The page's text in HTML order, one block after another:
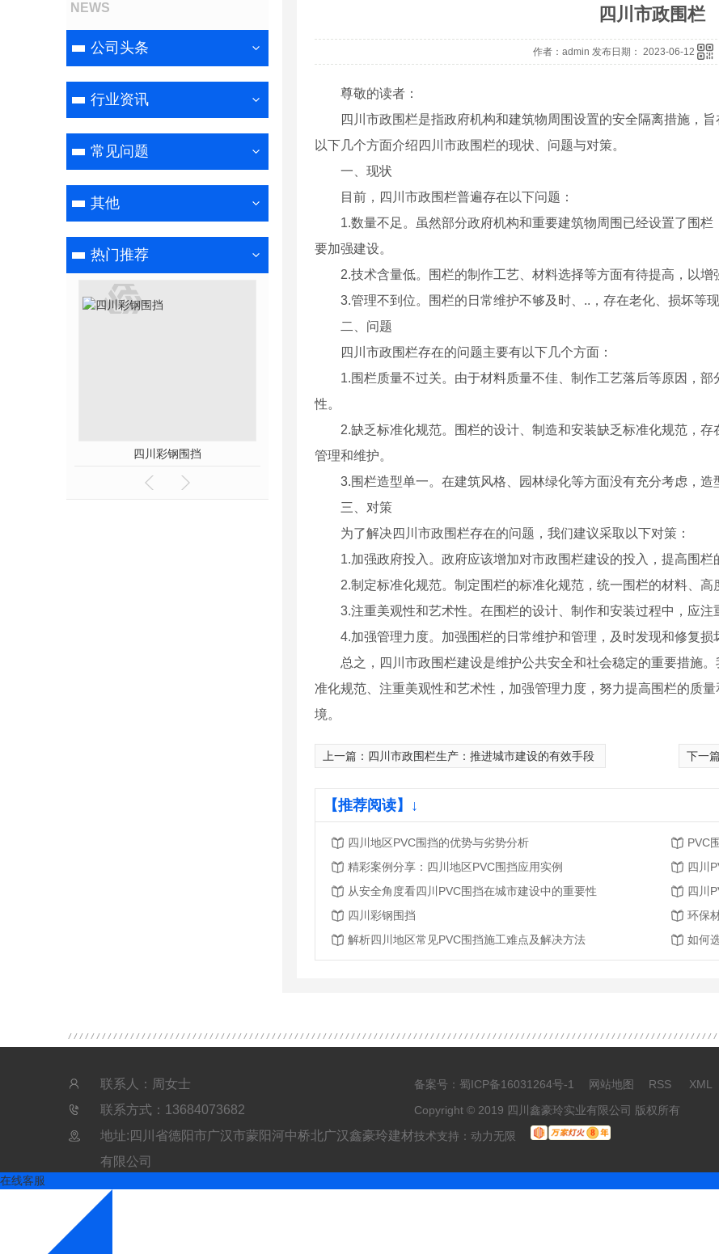
NEWS
公司头条
行业资讯
常见问题
其他
热门推荐
四川彩钢围挡 四川工程围挡
四川市政围栏
作者：admin 发布日期： 2023-06-12
尊敬的读者：
四川市政围栏是指政府机构和建筑物周围设置的安全隔离措施，
以下几个方面介绍四川市政围栏的现状、问题与对策。
一、现状
目前，四川市政围栏普遍存在以下问题：
1.数量不足。虽然部分政府机构和重要建筑物周围已经设置了围
要加强建设。
2.技术含量低。围栏的制作工艺、材料选择等方面有待提高，以增
3.管理不到位。围栏的日常维护不够及时、..，存在老化、损坏等
二、问题
四川市政围栏存在的问题主要有以下几个方面：
1.围栏质量不过关。由于材料质量不佳、制作工艺落后等原因，
性。
2.缺乏标准化规范。围栏的设计、制造和安装缺乏标准化规范，
管理和维护。
3.围栏造型单一。在建筑风格、园林绿化等方面没有充分考虑，造
三、对策
为了解决四川市政围栏存在的问题，我们建议采取以下对策：
1.加强政府投入。政府应该增加对市政围栏建设的投入，提高围栏
2.制定标准化规范。制定围栏的标准化规范，统一围栏的材料、高
3.注重美观性和艺术性。在围栏的设计、制作和安装过程中，应注
4.加强管理力度。加强围栏的日常维护和管理，及时发现和修复损
总之，四川市政围栏建设是维护公共安全和社会稳定的重要措施
准化规范、注重美观性和艺术性，加强管理力度，努力提高围栏的质
境。
上一篇： 四川市政围栏生产：推进城市建设的有效手段 下一
【推荐阅读】↓
四川地区PVC围挡的优势与劣势分析
PVC
精彩案例分享：四川地区PVC围挡应用实例
四川
从安全角度看四川PVC围挡在城市建设中的重要性
四川
四川彩钢围挡
解析四川地区常见PVC围挡施工难点及解决方法
如何
联系人：周女士
联系方式：13684073682
地址:四川省德阳市广汉市蒙阳河中桥北广汉鑫豪玲建材
有限公司
备案号： 蜀ICP备16031264号-1 网站地图 RSS
XML
Copyright © 2019 四川鑫豪玲实业有限公司 版权所有
技术支持： 动力无限
在线客服